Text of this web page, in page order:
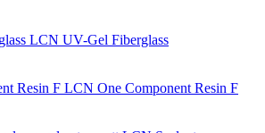
LCN UV-Gel Fiberglass
LCN One Component Resin F